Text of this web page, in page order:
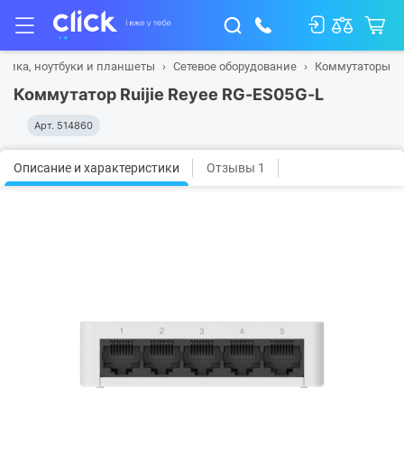
ноутбуки и планшеты Сетевое оборудование Коммутаторы
Коммутатор Ruijie Reyee RG-ES05G-L
Арт. 514860
Описание и характеристики Отзывы 1